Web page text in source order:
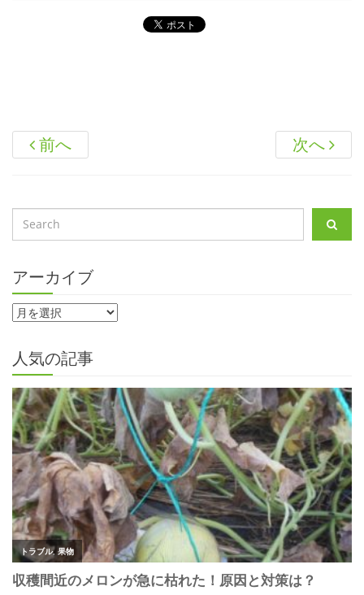
前へ 次へ
アーカイブ
人気の記事